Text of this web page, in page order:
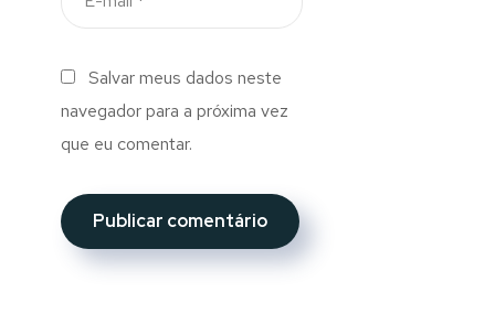
Salvar meus dados neste
navegador para a próxima vez
que eu comentar.